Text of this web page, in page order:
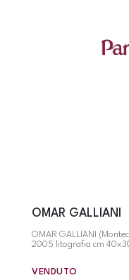
OMAR GALLIANI
OMAR GALLIANI
2005 litografia cm
VENDUTO